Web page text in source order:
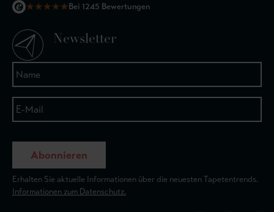
★★★★★Bei 1245 Bewertungen
Newsletter
Abonnieren
Erhalten Sie aktuelle Informationen über die neuesten Tapetentrends.
Informationen zum Datenschutz.